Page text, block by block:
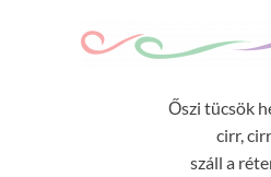
Őszi tücsök
cirr,
száll a